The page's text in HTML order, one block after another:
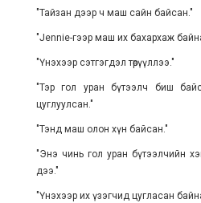
"Тайзан дээр ч маш сайн байсан."
"Jennie-гээр маш их бахархаж
"Үнэхээр сэтгэгдэл төрүүллээ."
"Тэр гол уран бүтээлч биш
цуглуулсан."
"Тэнд маш олон хүн байсан."
"Энэ чинь гол уран бүтээлчийн
дээ."
"Үнэхээр их үзэгчид цугласан